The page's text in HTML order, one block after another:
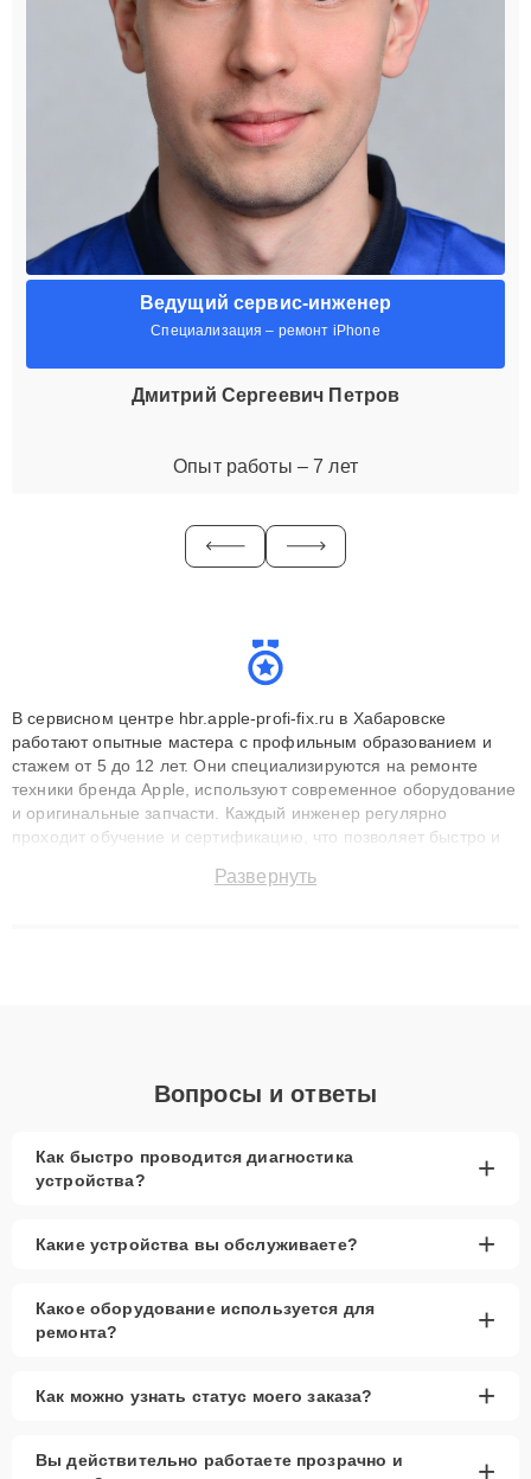
Ведущий сервис-инженер
Специализация – ремонт iPhone
Дмитрий Сергеевич Петров
Опыт работы – 7 лет
В сервисном центре hbr.apple-profi-fix.ru в Хабаровске
работают опытные мастера с профильным образованием и
стажем от 5 до 12 лет. Они специализируются на ремонте
техники бренда Apple, используют современное оборудование
и оригинальные запчасти. Каждый инженер регулярно
проходит обучение и сертификацию, что позволяет быстро и
сохранением гарантии до 3 лет. Наши мастера решают
Развернуть
Вопросы и ответы
Как быстро проводится диагностика
устройства?
+
Какие устройства вы обслуживаете? +
Какое оборудование используется для
ремонта?
+
Как можно узнать статус моего заказа? +
Вы действительно работаете прозрачно и
+